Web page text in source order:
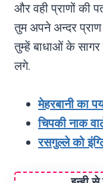
और वही प्राणों की
तुम अपने अन्दर प्राण
तुम्हें बाधाओं के
लगे.
मेहरबानी का
चिपकी नाक
रसगुल्ले को